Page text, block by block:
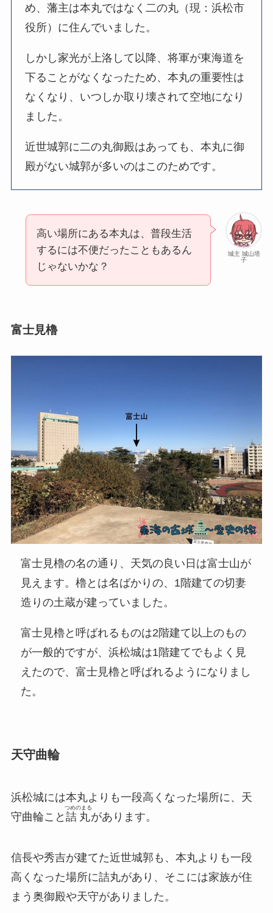
め、藩主は本丸ではなく二の丸（現：浜松市
役所）に住んでいました。
しかし家光が上洛して以降、将軍が東海道を
下ることがなくなったため、本丸の重要性は
なくなり、いつしか取り壊されて空地になり
ました。
近世城郭に二の丸御殿はあっても、本丸に御
殿がない城郭が多いのはこのためです。
城主 城山塔
子
高い場所にある本丸は、普段生活
するには不便だったこともあるん
じゃないかな？
富士見櫓
富士見櫓の名の通り、天気の良い日は富士山が
見えます。櫓とは名ばかりの、1階建ての切妻
造りの土蔵が建っていました。
富士見櫓と呼ばれるものは2階建て以上のもの
が一般的ですが、浜松城は1階建てでもよく見
えたので、富士見櫓と呼ばれるようになりまし
た。
天守曲輪
浜松城には本丸よりも一段高くなった場所に、天
守曲輪こと 詰丸
つめのまる
があります。
信長や秀吉が建てた近世城郭も、本丸よりも一段
高くなった場所に詰丸があり、そこには家族が住
まう奥御殿や天守がありました。